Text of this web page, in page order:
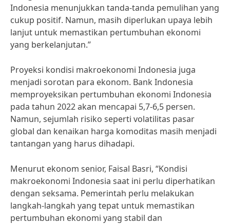
Indonesia menunjukkan tanda-tanda pemulihan yang
cukup positif. Namun, masih diperlukan upaya lebih
lanjut untuk memastikan pertumbuhan ekonomi
yang berkelanjutan.”
Proyeksi kondisi makroekonomi Indonesia juga
menjadi sorotan para ekonom. Bank Indonesia
memproyeksikan pertumbuhan ekonomi Indonesia
pada tahun 2022 akan mencapai 5,7-6,5 persen.
Namun, sejumlah risiko seperti volatilitas pasar
global dan kenaikan harga komoditas masih menjadi
tantangan yang harus dihadapi.
Menurut ekonom senior, Faisal Basri, “Kondisi
makroekonomi Indonesia saat ini perlu diperhatikan
dengan seksama. Pemerintah perlu melakukan
langkah-langkah yang tepat untuk memastikan
pertumbuhan ekonomi yang stabil dan